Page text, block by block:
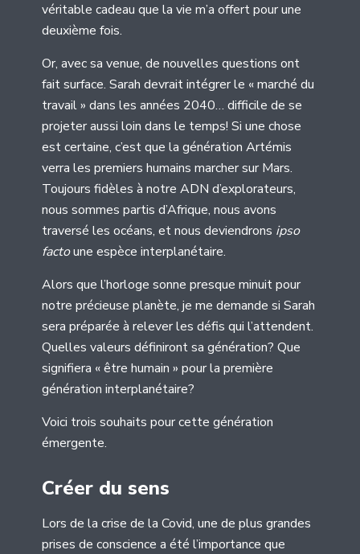
véritable cadeau que la vie m’a offert pour une
deuxième fois.
Or, avec sa venue, de nouvelles questions ont
fait surface. Sarah devrait intégrer le « marché du
travail » dans les années 2040… difficile de se
projeter aussi loin dans le temps! Si une chose
est certaine, c’est que la génération Artémis
verra les premiers humains marcher sur Mars.
Toujours fidèles à notre ADN d’explorateurs,
nous sommes partis d’Afrique, nous avons
traversé les océans, et nous deviendrons ipso
factoune espèce interplanétaire.
Alors que l’horloge sonne presque minuit pour
notre précieuse planète, je me demande si Sarah
sera préparée à relever les défis qui l’attendent.
Quelles valeurs définiront sa génération? Que
signifiera « être humain » pour la première
génération interplanétaire?
Voici trois souhaits pour cette génération
émergente.
Créer du sens
Lors de la crise de la Covid, une de plus grandes
prises de conscience a été l’importance que